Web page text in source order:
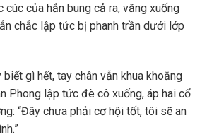
cúc của hắn bung cả ra, văng xuống
chắc lập tức bị phanh trần dưới lớp
biết gì hết, tay chân vẫn khua khoắng
Phong lập tức đè cô xuống, áp hai cổ
“Đây chưa phải cơ hội tốt, tôi sẽ an